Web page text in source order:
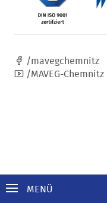
MENÜ
/mavegchemnitz
/MAVEG-Chemnitz